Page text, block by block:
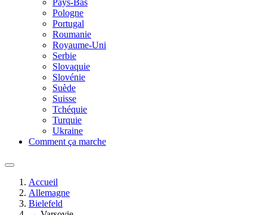
Pays-Bas
Pologne
Portugal
Roumanie
Royaume-Uni
Serbie
Slovaquie
Slovénie
Suède
Suisse
Tchéquie
Turquie
Ukraine
Comment ça marche
Accueil
Allemagne
Bielefeld